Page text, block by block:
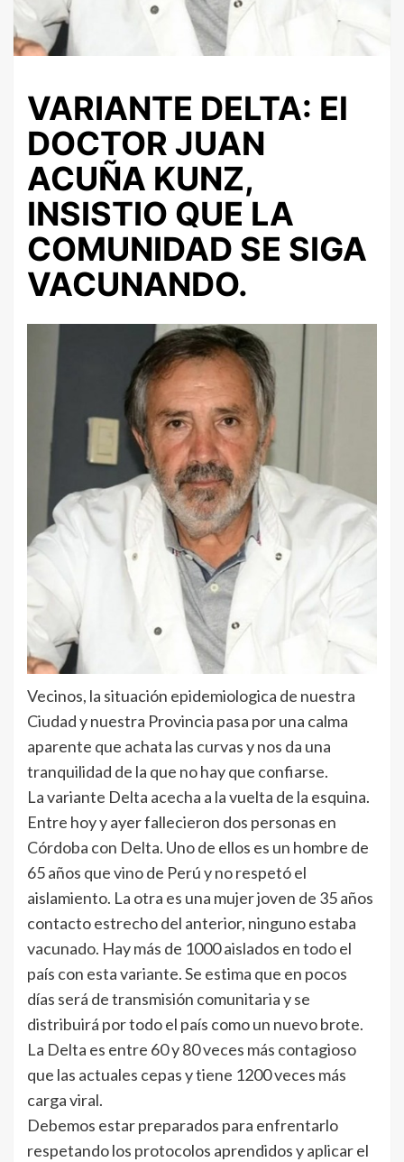
VARIANTE DELTA: El
DOCTOR JUAN
ACUÑA KUNZ,
INSISTIO QUE LA
COMUNIDAD SE SIGA
VACUNANDO.
Vecinos, la situación epidemiologica de nuestra
Ciudad y nuestra Provincia pasa por una calma
aparente que achata las curvas y nos da una
tranquilidad de la que no hay que confiarse.
La variante Delta acecha a la vuelta de la esquina.
Entre hoy y ayer fallecieron dos personas en
Córdoba con Delta. Uno de ellos es un hombre de
65 años que vino de Perú y no respetó el
aislamiento. La otra es una mujer joven de 35 años
contacto estrecho del anterior, ninguno estaba
vacunado. Hay más de 1000 aislados en todo el
país con esta variante. Se estima que en pocos
días será de transmisión comunitaria y se
distribuirá por todo el país como un nuevo brote.
La Delta es entre 60 y 80 veces más contagioso
que las actuales cepas y tiene 1200 veces más
carga viral.
Debemos estar preparados para enfrentarlo
respetando los protocolos aprendidos y aplicar el